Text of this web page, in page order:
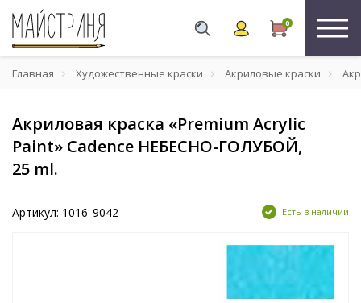
0
Главная Художественные краски Акриловые краски
Акриловая краска «Premium Acrylic
Paint» Cadence НЕБЕСНО-ГОЛУБОЙ,
25 ml.
Артикул: 1016_9042 Есть в наличии